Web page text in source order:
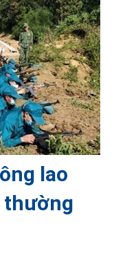
lao
thường